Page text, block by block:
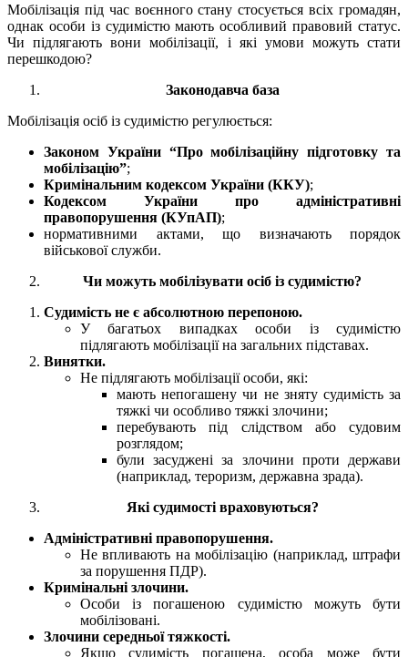
Мобілізація під час воєнного стану стосується всіх громадян,
однак особи із судимістю мають особливий правовий статус.
Чи підлягають вони мобілізації, і які умови можуть стати
перешкодою?
Законодавча база
Мобілізація осіб із судимістю регулюється:
Законом України “Про мобілізаційну підготовку та
мобілізацію”;
Кримінальним кодексом України (ККУ);
Кодексом України про адміністративні
правопорушення (КУпАП);
нормативними актами, що визначають порядок
військової служби.
Чи можуть мобілізувати осіб із судимістю?
Судимість не є абсолютною перепоною.
У багатьох випадках особи із судимістю
підлягають мобілізації на загальних підставах.
Винятки.
Не підлягають мобілізації особи, які:
мають непогашену чи не зняту судимість за
тяжкі чи особливо тяжкі злочини;
перебувають під слідством або судовим
розглядом;
були засуджені за злочини проти держави
(наприклад, тероризм, державна зрада).
Які судимості враховуються?
Адміністративні правопорушення.
Не впливають на мобілізацію (наприклад, штрафи
за порушення ПДР).
Кримінальні злочини.
Особи із погашеною судимістю можуть бути
мобілізовані.
Злочини середньої тяжкості.
Якщо судимість погашена, особа може бути